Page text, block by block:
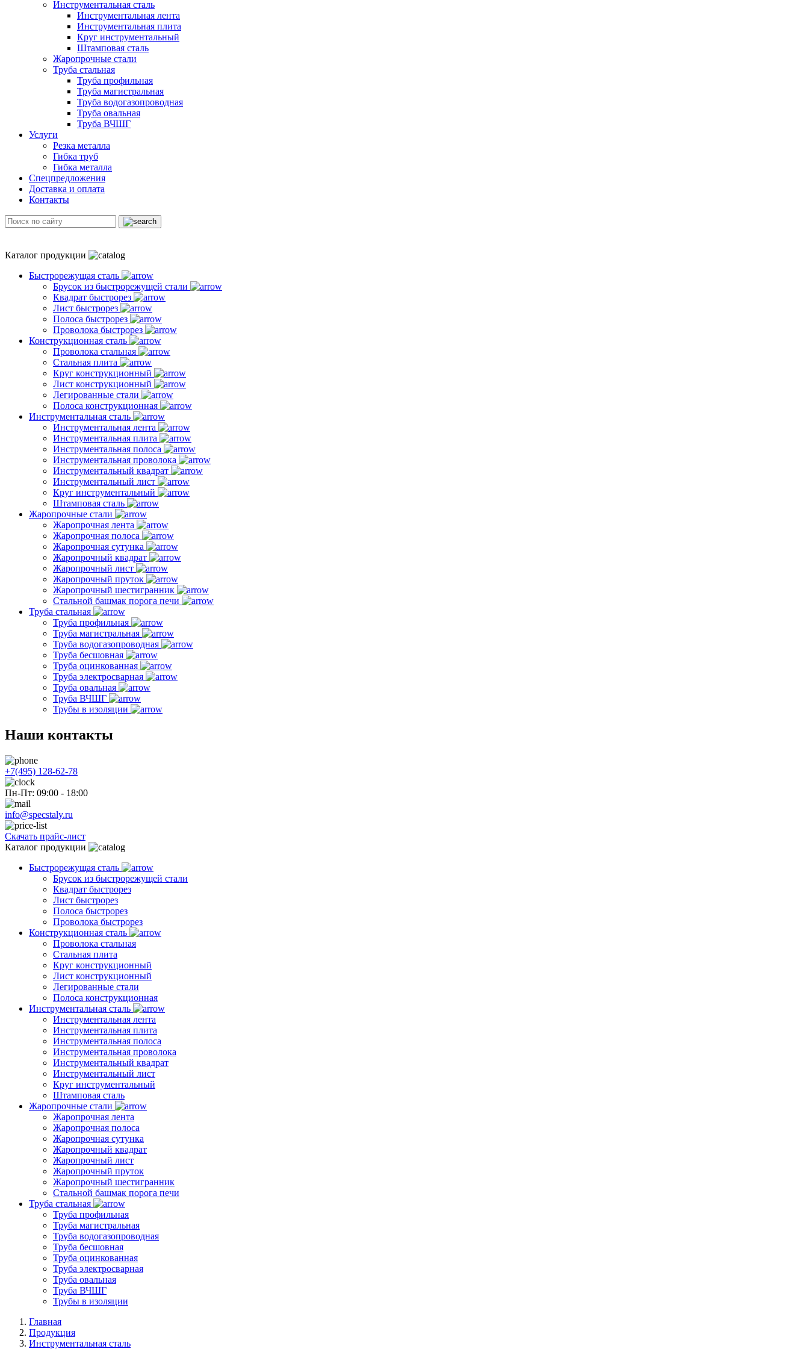
Инструментальная сталь
Инструментальная лента
Инструментальная плита
Круг инструментальный
Штамповая сталь
Жаропрочные стали
Труба стальная
Труба профильная
Труба магистральная
Труба водогазопроводная
Труба овальная
Труба ВЧШГ
Услуги
Резка металла
Гибка труб
Гибка металла
Спецпредложения
Доставка и оплата
Контакты
Каталог продукции
Быстрорежущая сталь
Брусок из быстрорежущей стали
Квадрат быстрорез
Лист быстрорез
Полоса быстрорез
Проволока быстрорез
Конструкционная сталь
Проволока стальная
Стальная плита
Круг конструкционный
Лист конструкционный
Легированные стали
Полоса конструкционная
Инструментальная сталь
Инструментальная лента
Инструментальная плита
Инструментальная полоса
Инструментальная проволока
Инструментальный квадрат
Инструментальный лист
Круг инструментальный
Штамповая сталь
Жаропрочные стали
Жаропрочная лента
Жаропрочная полоса
Жаропрочная сутунка
Жаропрочный квадрат
Жаропрочный лист
Жаропрочный пруток
Жаропрочный шестигранник
Стальной башмак порога печи
Труба стальная
Труба профильная
Труба магистральная
Труба водогазопроводная
Труба бесшовная
Труба оцинкованная
Труба электросварная
Труба овальная
Труба ВЧШГ
Трубы в изоляции
Наши контакты
+7(495) 128-62-78
Пн-Пт: 09:00 - 18:00
info@specstaly.ru
Скачать прайс-лист
Каталог продукции
Быстрорежущая сталь
Брусок из быстрорежущей стали
Квадрат быстрорез
Лист быстрорез
Полоса быстрорез
Проволока быстрорез
Конструкционная сталь
Проволока стальная
Стальная плита
Круг конструкционный
Лист конструкционный
Легированные стали
Полоса конструкционная
Инструментальная сталь
Инструментальная лента
Инструментальная плита
Инструментальная полоса
Инструментальная проволока
Инструментальный квадрат
Инструментальный лист
Круг инструментальный
Штамповая сталь
Жаропрочные стали
Жаропрочная лента
Жаропрочная полоса
Жаропрочная сутунка
Жаропрочный квадрат
Жаропрочный лист
Жаропрочный пруток
Жаропрочный шестигранник
Стальной башмак порога печи
Труба стальная
Труба профильная
Труба магистральная
Труба водогазопроводная
Труба бесшовная
Труба оцинкованная
Труба электросварная
Труба овальная
Труба ВЧШГ
Трубы в изоляции
Главная
Продукция
Инструментальная сталь